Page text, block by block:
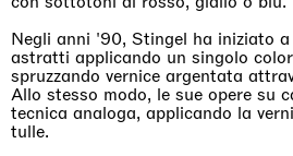
Negli anni '90, Stingel ha iniziato
astratti applicando un singolo
spruzzando vernice argentata
Allo stesso modo, le sue opere su
tecnica analoga, applicando la
tulle.